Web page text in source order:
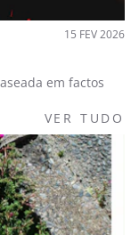
15 FEV 2026
em factos
VER TUDO